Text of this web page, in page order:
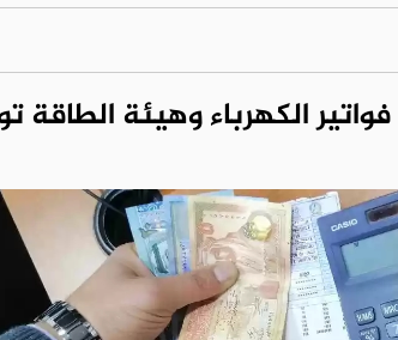
فواتير الكهرباء وهيئة الطاقة